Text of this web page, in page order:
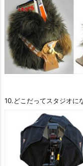
10.どこだってスタジオに